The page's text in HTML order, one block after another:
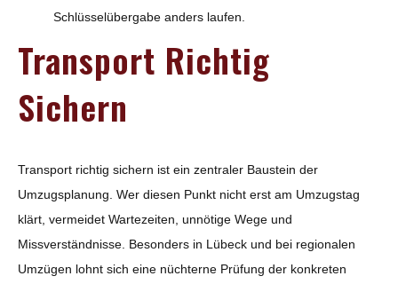
Schlüsselübergabe anders laufen.
Transport Richtig
Sichern
Transport richtig sichern ist ein zentraler Baustein der
Umzugsplanung. Wer diesen Punkt nicht erst am Umzugstag
klärt, vermeidet Wartezeiten, unnötige Wege und
Missverständnisse. Besonders in Lübeck und bei regionalen
Umzügen lohnt sich eine nüchterne Prüfung der konkreten